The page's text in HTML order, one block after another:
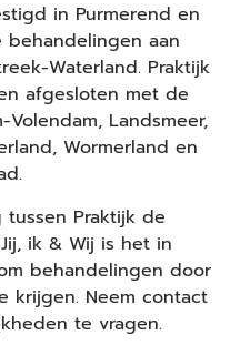
in Purmerend en
aan
Waterland. Praktijk
afgesloten met de
Landsmeer,
Wormerland en
Praktijk de
ik & Wij is het in
behandelingen door
krijgen. Neem contact
te vragen.